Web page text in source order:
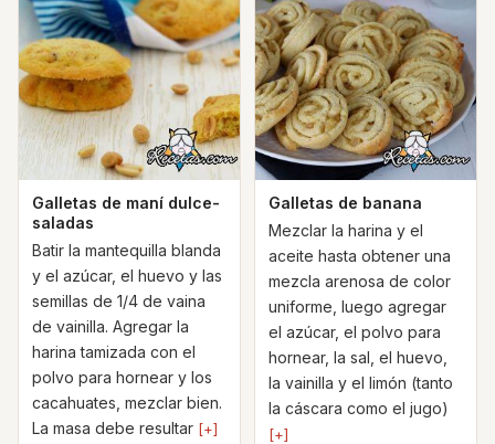
Galletas de maní dulce-
saladas
Batir la mantequilla blanda
y el azúcar, el huevo y las
semillas de 1/4 de vaina
de vainilla. Agregar la
harina tamizada con el
polvo para hornear y los
cacahuates, mezclar bien.
La masa debe resultar [+]
Galletas de banana
Mezclar la harina y el
aceite hasta obtener una
mezcla arenosa de color
uniforme, luego agregar
el azúcar, el polvo para
hornear, la sal, el huevo,
la vainilla y el limón (tanto
la cáscara como el jugo)
[+]